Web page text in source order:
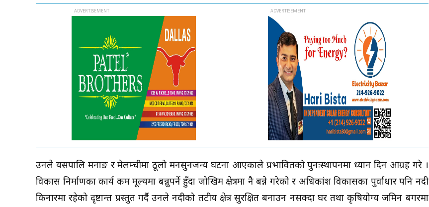
उनले यसपालि मनाङ र मेलम्चीमा ठूलो मनसुनजन्य घटना आएकाले प्रभावितको पुनःस्थापनमा ध्यान दिन आग्रह गरे ।
विकास निर्माणका कार्य कम मूल्यमा बन्नुपर्ने हुँदा जोखिम क्षेत्रमा नै बन्ने गरेको र अधिकांश विकासका पुर्वाधार पनि नदी
किनारमा रहेको दृष्टान्त प्रस्तुत गर्दै उनले नदीको तटीय क्षेत्र सुरक्षित बनाउन नसक्दा घर तथा कृषियोग्य जमिन बगरमा